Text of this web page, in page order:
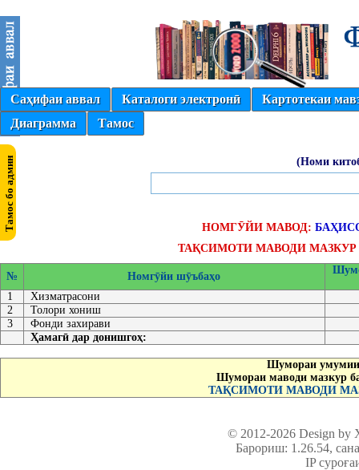
Саҳифаи аввал Каталоги электронӣ
Картотекаи
Диаграмма
Тамос
(Номи
НОМГӮЙИ МАВОД:
ТАҚСИМОТИ МАВОДИ
№ Номгӯйи шӯъбаҳо
1
Хизматрасони
2
Толори хониш
3
Фонди захирави
Ҳамагӣ дар донишгоҳ:
Шумораи умумии
Шумораи маводи мазкур
ТАҚСИМОТИ МАВОДИ
© 2012-2026 Design
Барориш: 1.26.54,
IP